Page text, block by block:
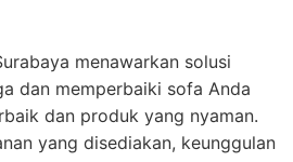
menawarkan solusi
dan memperbaiki sofa Anda
dan produk yang nyaman.
yang disediakan, keunggulan